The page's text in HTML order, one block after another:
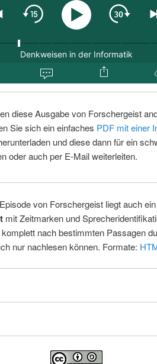
diese Ausgabe von Forschergeist
Sie sich ein einfaches PDF mit einer
und diese dann für ein
oder auch per E-Mail weiterleiten.
von Forschergeist liegt auch ein
mit Zeitmarken und
nach bestimmten Passagen
nur nachlesen können. Formate: